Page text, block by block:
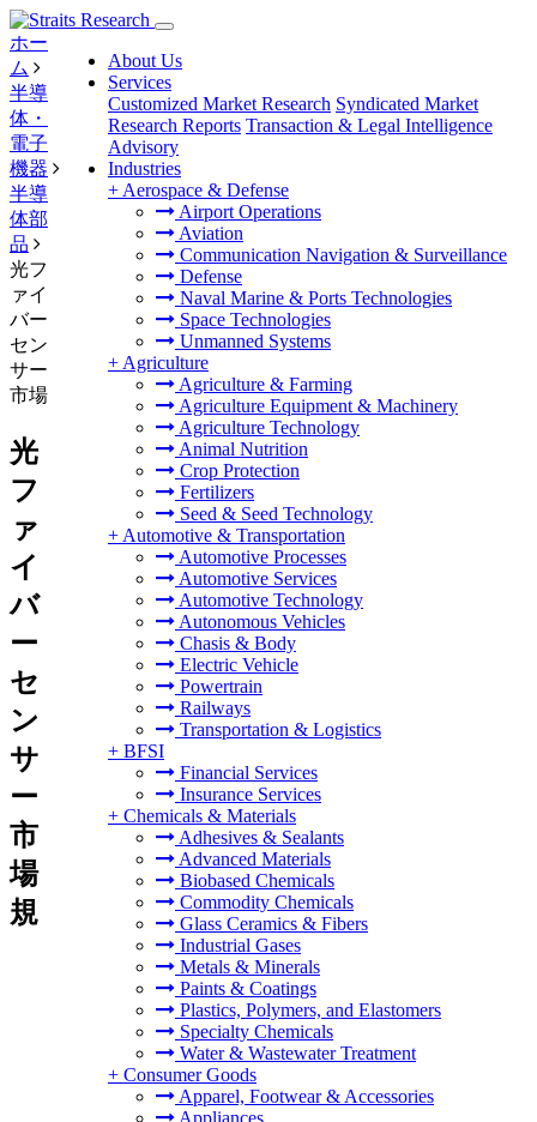
About Us
Services
Customized Market Research Syndicated Market
Research Reports Transaction & Legal Intelligence
Advisory
Industries
+ Aerospace & Defense
Airport Operations
Aviation
Communication Navigation & Surveillance
Defense
Naval Marine & Ports Technologies
Space Technologies
Unmanned Systems
+ Agriculture
Agriculture & Farming
Agriculture Equipment & Machinery
Agriculture Technology
Animal Nutrition
Crop Protection
Fertilizers
Seed & Seed Technology
+ Automotive & Transportation
Automotive Processes
Automotive Services
Automotive Technology
Autonomous Vehicles
Chasis & Body
Electric Vehicle
Powertrain
Railways
Transportation & Logistics
+ BFSI
Financial Services
Insurance Services
+ Chemicals & Materials
Adhesives & Sealants
Advanced Materials
Biobased Chemicals
Commodity Chemicals
Glass Ceramics & Fibers
Industrial Gases
Metals & Minerals
Paints & Coatings
Plastics, Polymers, and Elastomers
Specialty Chemicals
Water & Wastewater Treatment
+ Consumer Goods
Apparel, Footwear & Accessories
Appliances
ホー
ム
半導
体・
電子
機器
半導
体部
品
光フ
ァイ
バー
セン
サー
市場
光
フ
ァ
イ
バ
ー
セ
ン
サ
ー
市
場
規